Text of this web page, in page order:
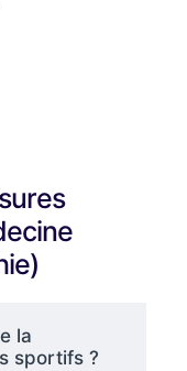
la
sportifs ?